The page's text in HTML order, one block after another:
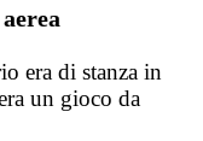
era di stanza in
un gioco da